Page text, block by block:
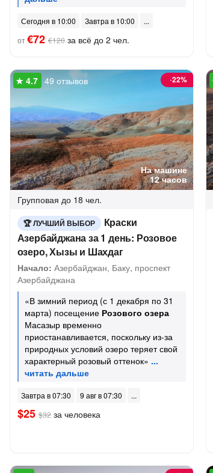
Сегодня в 10:00
Завтра в 10:00
от€72 €120за всё до 2 чел.
На машине
12 часов
-22%
49 отзывов
Групповая до 18 чел.
ЛУЧШИЙ ВЫБОР
Краски
Азербайджана за 1 день: Розовое
озеро, Хызы и Шахдаг
Начало: Азербайджан, Баку, проспект
Азербайджана
«В зимний период (с 1 декабря по 31
марта) посещение Розового озера
Масазыр временно
приостанавливается, поскольку из-за
природных условий озеро теряет свой
характерный розовый оттенок»
Завтра в 07:30 9 авг в 07:30
$25 $32за человека